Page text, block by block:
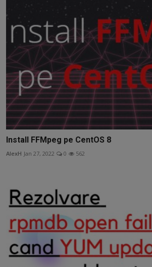
Install FFMpeg pe CentOS 8
AlexH Jan 27, 2022 0 562